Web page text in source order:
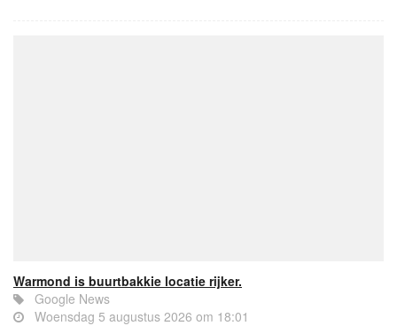
Warmond is buurtbakkie locatie rijker.
Google News
Woensdag 5 augustus 2026 om 18:01